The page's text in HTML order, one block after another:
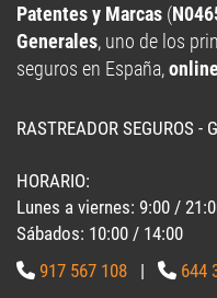
Patentes y Marcas (
Generales, uno de los
seguros en España,
RASTREADOR SEGUROS -
HORARIO:
Lunes a viernes: 9:00 /
Sábados: 10:00 / 14:00
917 567 108 | 644